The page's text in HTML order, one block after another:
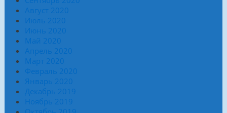
Август 2020
Июль 2020
Июнь 2020
Май 2020
Апрель 2020
Март 2020
Февраль 2020
Январь 2020
Декабрь 2019
Ноябрь 2019